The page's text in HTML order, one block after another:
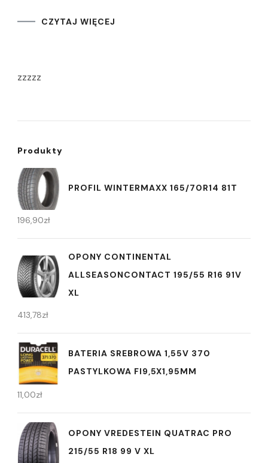
CZYTAJ WIĘCEJ
zzzzz
Produkty
PROFIL WINTERMAXX 165/70R14 81T
196,90zł
OPONY CONTINENTAL
ALLSEASONCONTACT 195/55 R16 91V
XL
413,78zł
BATERIA SREBROWA 1,55V 370
PASTYLKOWA FI9,5X1,95MM
11,00zł
OPONY VREDESTEIN QUATRAC PRO
215/55 R18 99 V XL